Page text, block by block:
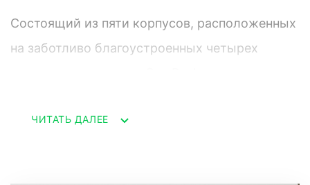
Состоящий из пяти корпусов, расположенных
на заботливо благоустроенных четырех
размещения. Номера на первых этажах
ЧИТАТЬ ДАЛЕЕ